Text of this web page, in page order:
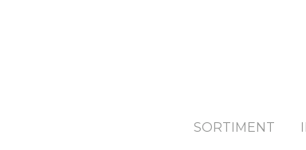
SORTIMENT